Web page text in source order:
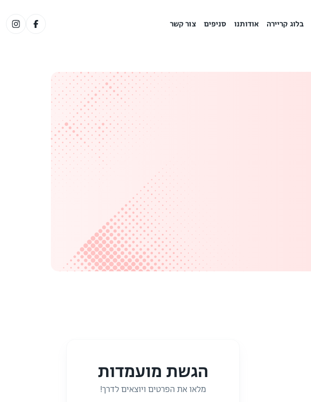
בלוג קריירה אודותנו סניפים צור קשר
הגשת מועמדות
מלאו את הפרטים ויוצאים לדרך!